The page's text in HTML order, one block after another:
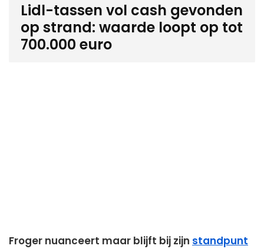
Lidl-tassen vol cash gevonden
op strand: waarde loopt op tot
700.000 euro
Froger nuanceert maar blijft bij zijn standpunt